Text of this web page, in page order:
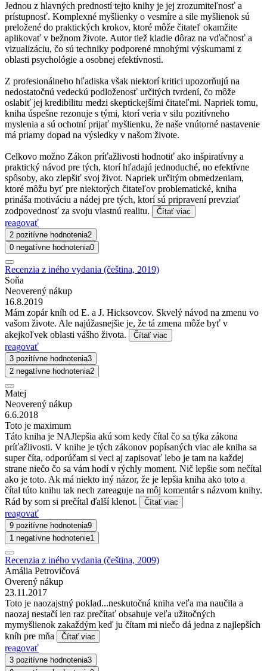
Jednou z hlavných predností tejto knihy je jej zrozumiteľnosť a
prístupnosť. Komplexné myšlienky o vesmíre a sile myšlienok sú
preložené do praktických krokov, ktoré môže čitateľ okamžite
aplikovať v bežnom živote. Autor tiež kladie dôraz na vďačnosť a
vizualizáciu, čo sú techniky podporené mnohými výskumami z
oblasti psychológie a osobnej efektívnosti.
Z profesionálneho hľadiska však niektorí kritici upozorňujú na
nedostatočnú vedeckú podloženosť určitých tvrdení, čo môže
oslabiť jej kredibilitu medzi skeptickejšími čitateľmi. Napriek tomu,
kniha úspešne rezonuje s tými, ktorí veria v silu pozitívneho
myslenia a sú ochotní prijať myšlienku, že naše vnútorné nastavenie
má priamy dopad na výsledky v našom živote.
Celkovo možno Zákon príťažlivosti hodnotiť ako inšpiratívny a
praktický návod pre tých, ktorí hľadajú jednoduché, no efektívne
spôsoby, ako zlepšiť svoj život. Napriek určitým obmedzeniam,
ktoré môžu byť pre niektorých čitateľov problematické, kniha
prináša motiváciu a nádej pre tých, ktorí sú pripravení prevziať
zodpovednosť za svoju vlastnú realitu.
Čítať viac
reagovať
2 pozitívne hodnotenia2
0 negatívne hodnotenia0
Recenzia z iného vydania (čeština, 2019)
Soňa
Neoverený nákup
16.8.2019
Mám zopár kníh od E. a J. Hicksovcov. Skvelý návod na zmenu vo
vašom živote. Ale najúžasnejšie je, že tá zmena môže byť v
akejkoľvek oblasti vášho života.
Čítať viac
reagovať
3 pozitívne hodnotenia3
2 negatívne hodnotenia2
Matej
Neoverený nákup
6.6.2018
Toto je maximum
Táto kniha je NAJlepšia akú som kedy čítal čo sa týka zákona
príťažlivosti. V knihe je tých zákonov popísaných viac ale kniha sa
super číta, odporúčam si veci aj zapisovať lebo je tam na každej
strane niečo čo sa vám hodí v rýchly moment. Nič lepšie som nečítal
ako je toto. Ak má niekto iný názor, že je lepšia kniha ako toto a
čítal túto knihu tak nech zareaguje na môj komentár s názvom knihy.
Rád by som si prečítal ďalší klenot.
Čítať viac
reagovať
9 pozitívne hodnotenia9
1 negatívne hodnotenie1
Recenzia z iného vydania (čeština, 2009)
Amália Petrovičová
Overený nákup
23.11.2017
Toto je naozajstný poklad...neskutočná kniha veľa ma naučila a
naozaj nestačí len raz prečítať obsahuje veľa užitočných
mymyšlienok zakaždým keď ju čítam mi niečo dá jedna z najlepších
kníh pre mňa
Čítať viac
reagovať
3 pozitívne hodnotenia3